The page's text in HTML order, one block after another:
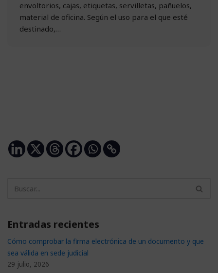
envoltorios, cajas, etiquetas, servilletas, pañuelos,
material de oficina. Según el uso para el que esté
destinado,…
Entradas recientes
Cómo comprobar la firma electrónica de un documento y que
sea válida en sede judicial
29 julio, 2026